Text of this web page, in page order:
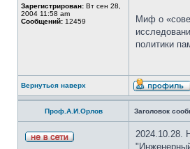
Зарегистрирован: Вт сен 28,
2004 11:58 am
Сообщений: 12459
Миф о
политики
Вернуться наверх
Проф.А.И.Орлов Заголовок
2024.10.28.